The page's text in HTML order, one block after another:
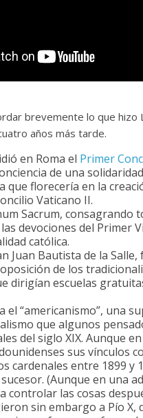
brevemente lo que
años más tarde.
en Roma el Primer
de una
que florecería en la
Vaticano II.
Sacrum, consagrando
devociones del Primer
católica.
Juan Bautista de la
de los
dirigían escuelas
el “americanismo”, una
que algunos
del siglo XIX. Aunque
sus vínculos
cardenales entre 1899 y
(Aunque en una
controlar las cosas
sin embargo a Pío